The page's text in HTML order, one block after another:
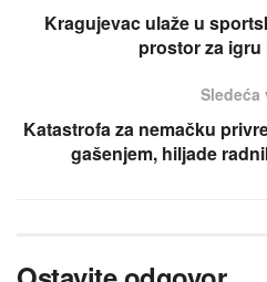
Kragujevac ulaže u
prostor za igru
Sledeća
Katastrofa za nemačku
gašenjem, hiljade